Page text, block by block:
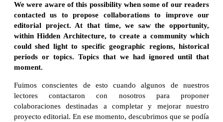
We were aware of this possibility when some of our readers
contacted us to propose collaborations to improve our
editorial project. At that time, we saw the opportunity,
within Hidden Architecture, to create a community which
could shed light to specific geographic regions, historical
periods or topics. Topics that we had ignored until that
moment.
Fuimos conscientes de esto cuando algunos de nuestros
lectores contactaron con nosotros para proponer
colaboraciones destinadas a completar y mejorar nuestro
proyecto editorial. En ese momento, descubrimos que se podía